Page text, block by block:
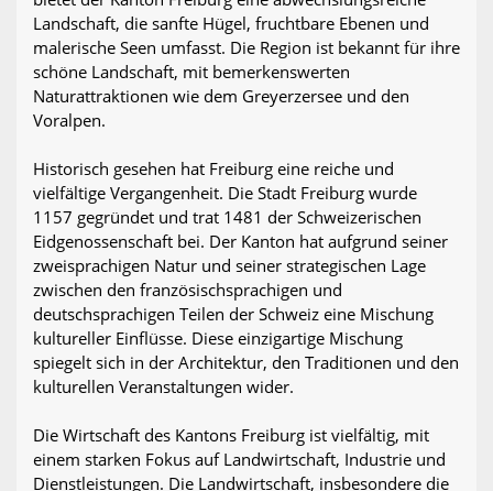
Landschaft, die sanfte Hügel, fruchtbare Ebenen und
malerische Seen umfasst. Die Region ist bekannt für ihre
schöne Landschaft, mit bemerkenswerten
Naturattraktionen wie dem Greyerzersee und den
Voralpen.
Historisch gesehen hat Freiburg eine reiche und
vielfältige Vergangenheit. Die Stadt Freiburg wurde
1157 gegründet und trat 1481 der Schweizerischen
Eidgenossenschaft bei. Der Kanton hat aufgrund seiner
zweisprachigen Natur und seiner strategischen Lage
zwischen den französischsprachigen und
deutschsprachigen Teilen der Schweiz eine Mischung
kultureller Einflüsse. Diese einzigartige Mischung
spiegelt sich in der Architektur, den Traditionen und den
kulturellen Veranstaltungen wider.
Die Wirtschaft des Kantons Freiburg ist vielfältig, mit
einem starken Fokus auf Landwirtschaft, Industrie und
Dienstleistungen. Die Landwirtschaft, insbesondere die